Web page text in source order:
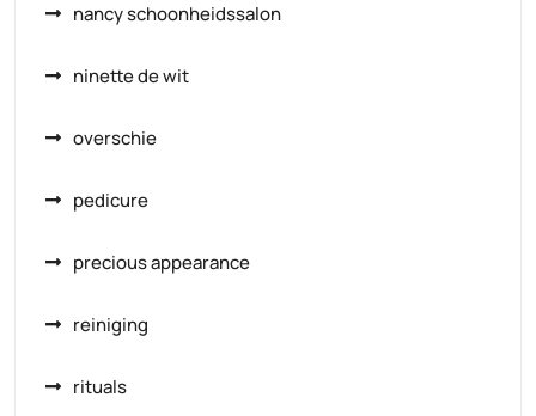
nancy schoonheidssalon
ninette de wit
overschie
pedicure
precious appearance
reiniging
rituals